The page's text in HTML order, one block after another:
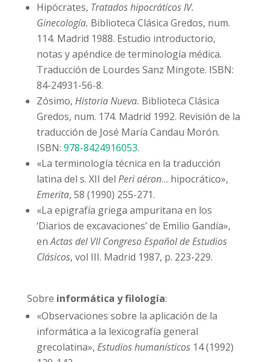
Hipócrates, Tratados hipocráticos IV.
Ginecología. Biblioteca Clásica Gredos, num.
114. Madrid 1988. Estudio introductorio,
notas y apéndice de terminología médica.
Traducción de Lourdes Sanz Mingote. ISBN:
84-24931-56-8.
Zósimo, Historia Nueva. Biblioteca Clásica
Gredos, num. 174. Madrid 1992. Revisión de la
traducción de José María Candau Morón.
ISBN: 978-8424916053.
«La terminología técnica en la traducción
latina del s. XII del Perì aéron… hipocrático»,
Emerita, 58 (1990) 255-271.
«La epigrafía griega ampuritana en los
‘Diarios de excavaciones’ de Emilio Gandía»,
enActas del VII Congreso Español de Estudios
Clásicos, vol III. Madrid 1987, p. 223-229.
Sobre informática y filología:
«Observaciones sobre la aplicación de la
informática a la lexicografía general
grecolatina», Estudios humanísticos 14 (1992)